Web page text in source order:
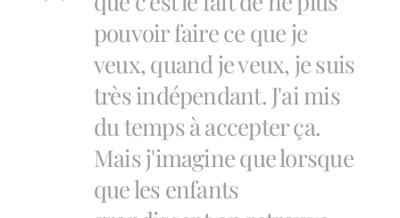
pouvoir faire ce que je
veux, quand je veux, je suis
très indépendant. J'ai mis
du temps à accepter ça.
Mais j'imagine que lorsque
que les enfants